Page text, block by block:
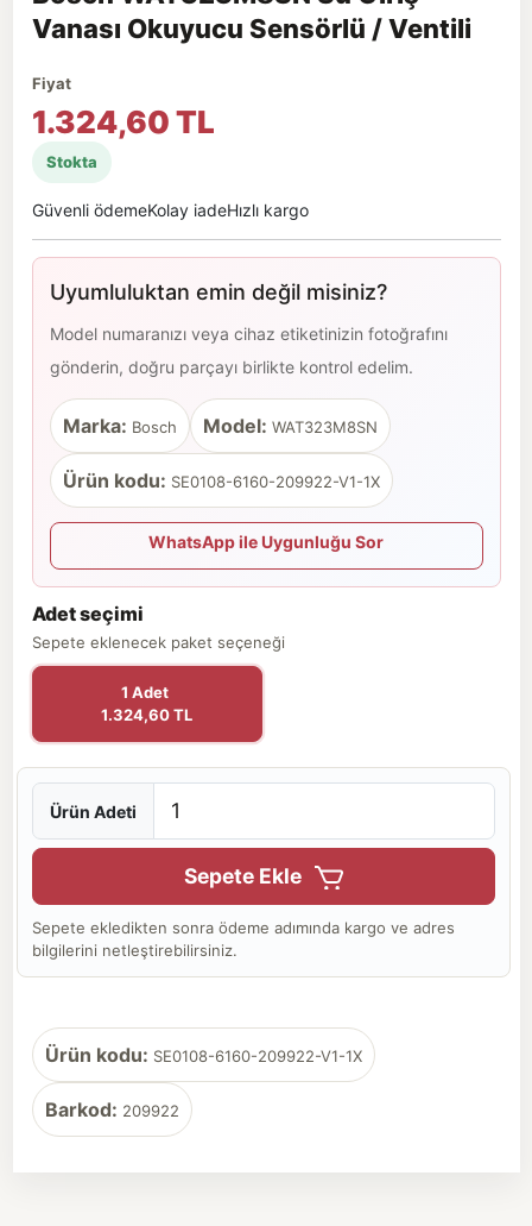
Vanası Okuyucu Sensörlü / Ventili
Fiyat
1.324,60 TL
Stokta
Güvenli ödemeKolay iadeHızlı kargo
Uyumluluktan emin değil misiniz?
Model numaranızı veya cihaz etiketinizin fotoğrafını
gönderin, doğru parçayı birlikte kontrol edelim.
Marka: Bosch Model: WAT323M8SN
Ürün kodu: SE0108-6160-209922-V1-1X
WhatsApp ile Uygunluğu Sor
Adet seçimi
Sepete eklenecek paket seçeneği
1 Adet
1.324,60 TL
Ürün Adeti
Sepete Ekle
Sepete ekledikten sonra ödeme adımında kargo ve adres
bilgilerini netleştirebilirsiniz.
Ürün kodu: SE0108-6160-209922-V1-1X
Barkod: 209922